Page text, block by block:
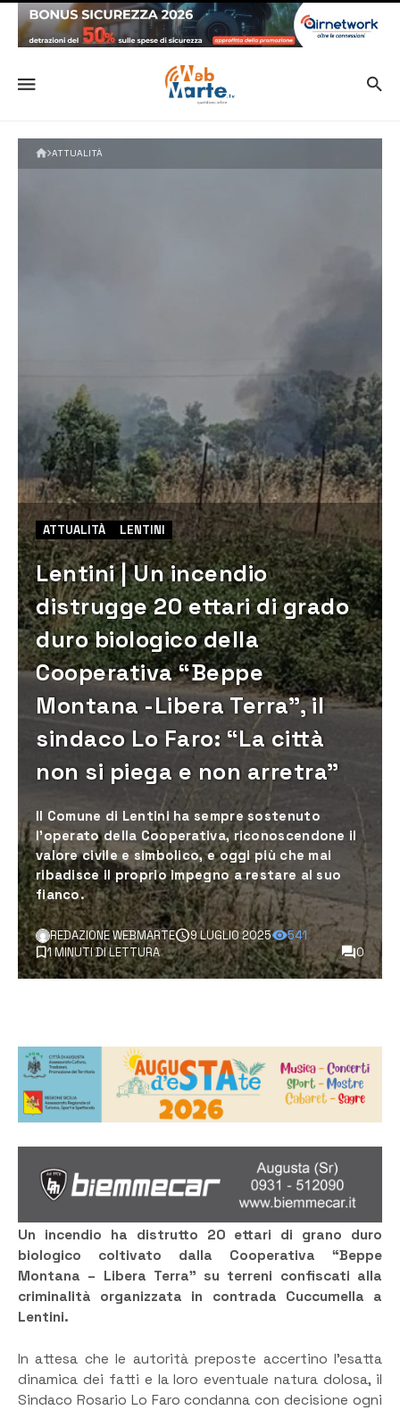
ATTUALITÀ
ATTUALITÀ LENTINI
Lentini | Un incendio
distrugge 20 ettari di grado
duro biologico della
Cooperativa “Beppe
Montana -Libera Terra”, il
sindaco Lo Faro: “La città
non si piega e non arretra”
Il Comune di Lentini ha sempre sostenuto
l’operato della Cooperativa, riconoscendone il
valore civile e simbolico, e oggi più che mai
ribadisce il proprio impegno a restare al suo
fianco.
REDAZIONE WEBMARTE 9 LUGLIO 2025
541
1 MINUTI DI LETTURA
0
Un incendio ha distrutto 20 ettari di grano duro
biologico coltivato dalla Cooperativa “Beppe
Montana – Libera Terra” su terreni confiscati alla
criminalità organizzata in contrada Cuccumella a
Lentini.
In attesa che le autorità preposte accertino l’esatta
dinamica dei fatti e la loro eventuale natura dolosa, il
Sindaco Rosario Lo Faro condanna con decisione ogni